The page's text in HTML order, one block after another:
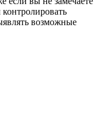
возможные